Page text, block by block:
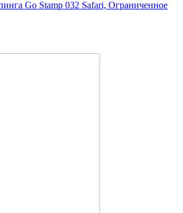
Go Stamp 032 Safari, Ограниченное